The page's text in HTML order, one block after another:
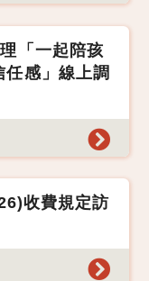
「一起陪孩
感」線上調
收費規定訪